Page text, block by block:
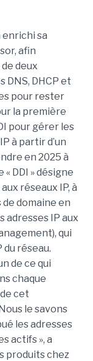
enrichi sa
afin
deux
DHCP et
pour rester
la première
pour gérer les
à partir d’un
en 2025 à
DDI » désigne
réseaux IP, à
domaine en
adresses IP aux
qui
réseau.
de ce qui
chaque
cet
le savons
les adresses
actifs », a
produits chez